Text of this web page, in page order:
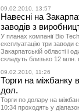
09.02.2010, 13:57
Навесні на
заводів з
У планах компанії Bio
експлуатацію три заводи
Закарпатській області і
складуть близько 12 млн.
09.02.2010, 11:26
Торги на міжбанку
дол.
Торги по долару на
10:34 проходять у